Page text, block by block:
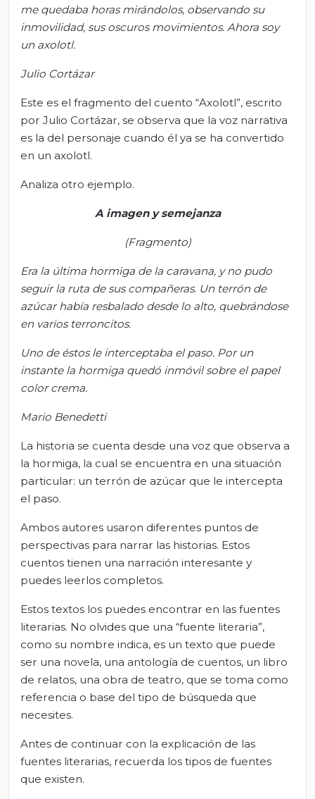
me quedaba horas mirándolos, observando su
inmovilidad, sus oscuros movimientos. Ahora soy
un axolotl.
Julio Cortázar
Este es el fragmento del cuento “Axolotl”, escrito
por Julio Cortázar, se observa que la voz narrativa
es la del personaje cuando él ya se ha convertido
en un axolotl.
Analiza otro ejemplo.
A imagen y semejanza
(Fragmento)
Era la última hormiga de la caravana, y no pudo
seguir la ruta de sus compañeras. Un terrón de
azúcar había resbalado desde lo alto, quebrándose
en varios terroncitos.
Uno de éstos le interceptaba el paso. Por un
instante la hormiga quedó inmóvil sobre el papel
color crema.
Mario Benedetti
La historia se cuenta desde una voz que observa a
la hormiga, la cual se encuentra en una situación
particular: un terrón de azúcar que le intercepta
el paso.
Ambos autores usaron diferentes puntos de
perspectivas para narrar las historias. Estos
cuentos tienen una narración interesante y
puedes leerlos completos.
Estos textos los puedes encontrar en las fuentes
literarias. No olvides que una “fuente literaria”,
como su nombre indica, es un texto que puede
ser una novela, una antología de cuentos, un libro
de relatos, una obra de teatro, que se toma como
referencia o base del tipo de búsqueda que
necesites.
Antes de continuar con la explicación de las
fuentes literarias, recuerda los tipos de fuentes
que existen.